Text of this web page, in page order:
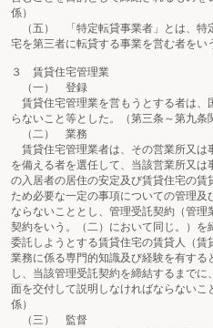
係）
（五） 「特定転貸事業者」とは、特
宅を第三者に転貸する事業を営む者をい
３ 賃貸住宅管理業
（一） 登録
賃貸住宅管理業を営もうとする者は、
らないこと等とした。（第三条～第九条
（二） 業務
賃貸住宅管理業者は、その営業所又は
を備える者を選任して、当該営業所又
の入居者の居住の安定及び賃貸住宅の
ため必要な一定の事項についての管理
ならないこととし、管理受託契約（管
契約をいう。（二）において同じ。）
委託しようとする賃貸住宅の賃貸人（
業務に係る専門的知識及び経験を有す
し、当該管理受託契約を締結するまで
面を交付して説明しなければならない
係）
（三） 監督